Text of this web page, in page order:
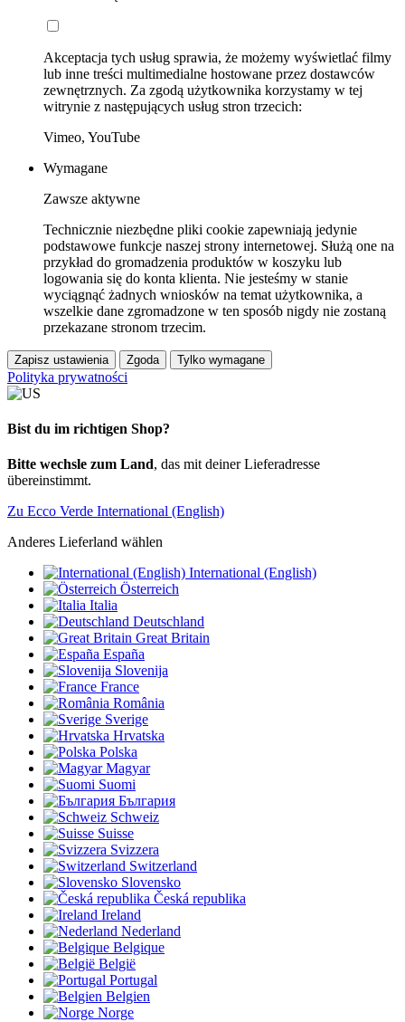
Akceptacja tych usług sprawia, że możemy wyświetlać filmy
lub inne treści multimedialne hostowane przez dostawców
zewnętrznych. Za zgodą użytkownika korzystamy w tej
witrynie z następujących usług stron trzecich:
Vimeo, YouTube
Wymagane
Zawsze aktywne
Technicznie niezbędne pliki cookie zapewniają jedynie
podstawowe funkcje naszej strony internetowej. Służą one na
przykład do gromadzenia produktów w koszyku lub
logowania się do konta klienta. Nie jesteśmy w stanie
wyciągnąć żadnych wniosków na temat użytkownika, a
wszelkie dane zgromadzone w ten sposób nigdy nie zostaną
przekazane stronom trzecim.
Zapisz ustawienia Zgoda Tylko wymagane
Polityka prywatności
Bist du im richtigen Shop?
Bitte wechsle zum Land, das mit deiner Lieferadresse
übereinstimmt.
Zu Ecco Verde International (English)
Anderes Lieferland wählen
International (English)
Österreich
Italia
Deutschland
Great Britain
España
Slovenija
France
România
Sverige
Hrvatska
Polska
Magyar
Suomi
България
Schweiz
Suisse
Svizzera
Switzerland
Slovensko
Česká republika
Ireland
Nederland
Belgique
België
Portugal
Belgien
Norge